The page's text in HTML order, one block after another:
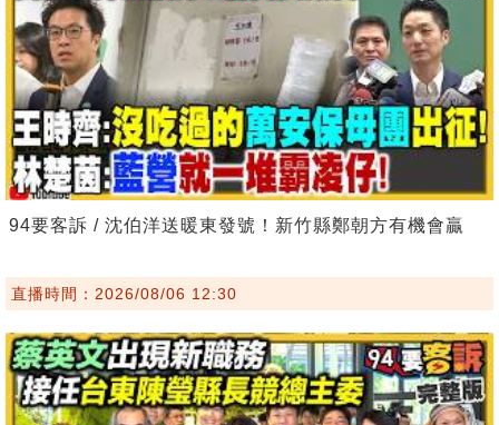
94要客訴 / 沈伯洋送暖東發號！新竹縣鄭朝方有機會贏
直播時間：2026/08/06 12:30